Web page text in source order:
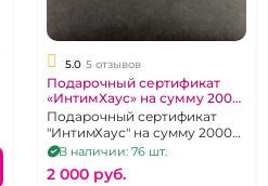
5.0 5 отзывов
Подарочный сертификат
«ИнтимХаус» на сумму 2000
рублей
Подарочный сертификат
"ИнтимХаус" на сумму 2000
руб.
В наличии: 76 шт.
2 000 pуб.